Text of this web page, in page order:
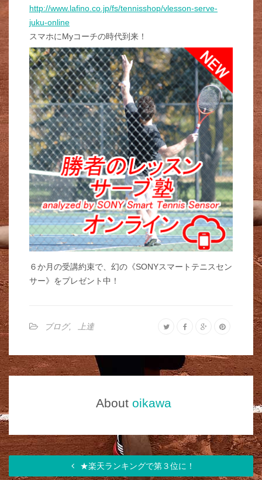
http://www.lafino.co.jp/fs/tennisshop/vlesson-serve-
juku-online
スマホにMyコーチの時代到来！
６か月の受講約束で、幻の《SONYスマートテニスセン
サー》をプレゼント中！
ブログ, 上達
About oikawa
★楽天ランキングで第３位に！